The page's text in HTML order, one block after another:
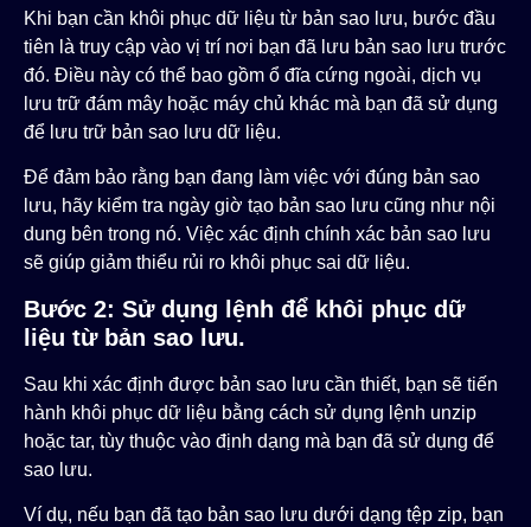
Khi bạn cần khôi phục dữ liệu từ bản sao lưu, bước đầu
tiên là truy cập vào vị trí nơi bạn đã lưu bản sao lưu trước
đó. Điều này có thể bao gồm ổ đĩa cứng ngoài, dịch vụ
lưu trữ đám mây hoặc máy chủ khác mà bạn đã sử dụng
để lưu trữ bản sao lưu dữ liệu.
Để đảm bảo rằng bạn đang làm việc với đúng bản sao
lưu, hãy kiểm tra ngày giờ tạo bản sao lưu cũng như nội
dung bên trong nó. Việc xác định chính xác bản sao lưu
sẽ giúp giảm thiểu rủi ro khôi phục sai dữ liệu.
Bước 2: Sử dụng lệnh để khôi phục dữ
liệu từ bản sao lưu.
Sau khi xác định được bản sao lưu cần thiết, bạn sẽ tiến
hành khôi phục dữ liệu bằng cách sử dụng lệnh unzip
hoặc tar, tùy thuộc vào định dạng mà bạn đã sử dụng để
sao lưu.
Ví dụ, nếu bạn đã tạo bản sao lưu dưới dạng tệp zip, bạn